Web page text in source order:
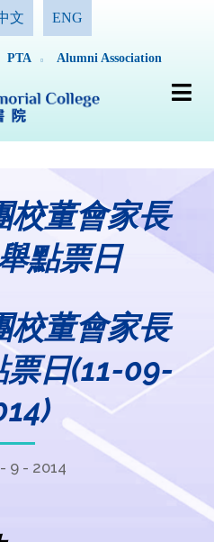
文 ENG
PTA Alumni Association
校董會家長
點票日
校董會家長
日(11-09-
9 - 2014